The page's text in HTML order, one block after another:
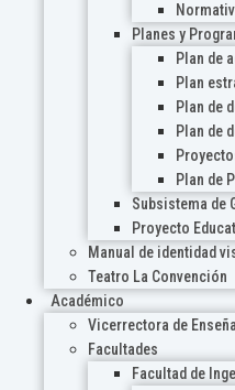
Planes y
Plan de
Plan
Plan de
Plan de
Plan de
Subsistema de
Proyecto
Manual de identidad
Teatro La Convención
Académico
Vicerrectora de
Facultades
Facultad de